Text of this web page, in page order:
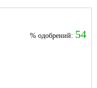
% одобрений: 54